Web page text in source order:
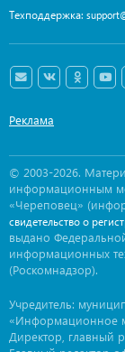
Техподдержка:
Реклама
© 2003-2026.
информационным
«Череповец»
свидетельство о
выдано
информационных
(Роскомнадзор).
Учредитель:
«Информационное
Директор, главный